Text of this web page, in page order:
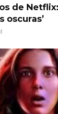
de Netflix:
oscuras’